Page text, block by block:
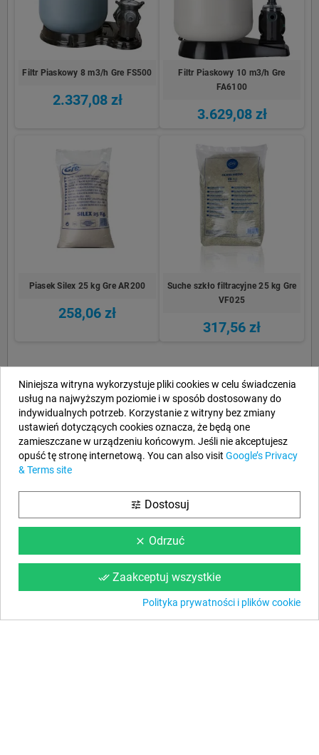
Filtr Piaskowy 8 m3/h Gre FS500
2.337,08 zł
Filtr Piaskowy 10 m3/h Gre
FA6100
3.629,08 zł
Piasek Silex 25 kg Gre AR200
258,06 zł
Suche szkło filtracyjne 25 kg Gre
VF025
317,56 zł
OPINIE
Nasze Dane
(22) 153 10 10
Niniejsza witryna wykorzystuje pliki cookies w celu świadczenia
usług na najwyższym poziomie i w sposób dostosowany do
indywidualnych potrzeb. Korzystanie z witryny bez zmiany
ustawień dotyczących cookies oznacza, że będą one
zamieszczane w urządzeniu końcowym. Jeśli nie akceptujesz
opuść tę stronę internetową. You can also visit Google’s Privacy
& Terms site
tune Dostosuj
clear Odrzuć
done_all Zaakceptuj wszystkie
Polityka prywatności i plików cookie